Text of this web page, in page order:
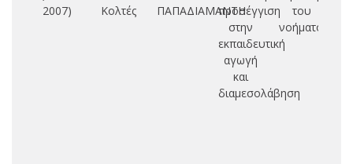
2007)
Κολτές
ΠΑΠΑΔΙΑΜΑΝΤΗπροσέγγιση
στην
εκπαιδευτική
αγωγή
και
διαμεσολάβηση
του
νοήματος